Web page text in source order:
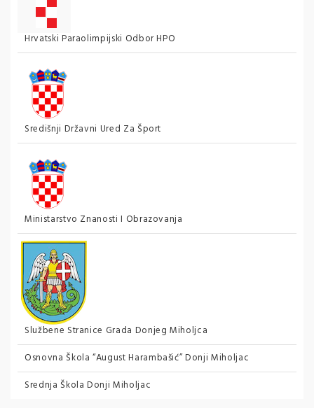
Hrvatski Paraolimpijski Odbor HPO
Središnji Državni Ured Za Šport
Ministarstvo Znanosti I Obrazovanja
Službene Stranice Grada Donjeg Miholjca
Osnovna Škola “August Harambašić” Donji Miholjac
Srednja Škola Donji Miholjac